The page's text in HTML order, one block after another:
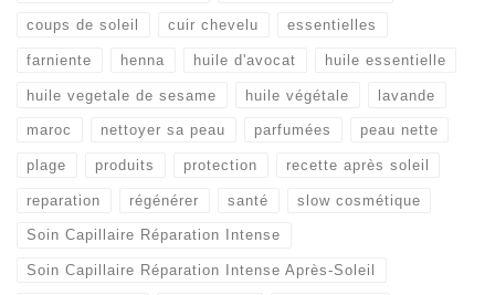
coups de soleil cuir chevelu essentielles
farniente henna huile d'avocat huile essentielle
huile vegetale de sesame huile végétale lavande
maroc nettoyer sa peau parfumées peau nette
plage produits protection recette après soleil
reparation régénérer santé slow cosmétique
Soin Capillaire Réparation Intense
Soin Capillaire Réparation Intense Après-Soleil